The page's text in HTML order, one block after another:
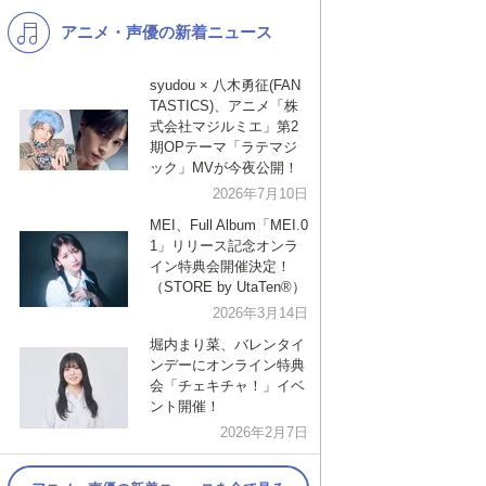
K-POP 洋楽
演歌・歌謡
VTuber ジャニーズ
アニメ・声優の新着ニュース
syudou × 八木勇征(FAN
TASTICS)、アニメ「株
式会社マジルミエ」第2
期OPテーマ「ラテマジ
ック」MVが今夜公開！
2026年7月10日
MEI、Full Album「MEI.0
1」リリース記念オンラ
イン特典会開催決定！
（STORE by UtaTen®︎）
2026年3月14日
堀内まり菜、バレンタイ
ンデーにオンライン特典
会「チェキチャ！」イベ
ント開催！
2026年2月7日